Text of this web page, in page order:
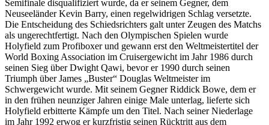
Semifinale disqualifiziert wurde, da er seinem Gegner, dem
Neuseeländer Kevin Barry, einen regelwidrigen Schlag versetzte.
Die Entscheidung des Schiedsrichters galt unter Zeugen des Matchs
als ungerechtfertigt. Nach den Olympischen Spielen wurde
Holyfield zum Profiboxer und gewann erst den Weltmeistertitel der
World Boxing Association im Cruisergewicht im Jahr 1986 durch
seinen Sieg über Dwight Qawi, bevor er 1990 durch seinen
Triumph über James „Buster“ Douglas Weltmeister im
Schwergewicht wurde. Mit seinem Gegner Riddick Bowe, dem er
in den frühen neunziger Jahren einige Male unterlag, lieferte sich
Holyfield erbitterte Kämpfe um den Titel. Nach seiner Niederlage
im Jahr 1992 erwog er kurzfristig seinen Rücktritt aus dem